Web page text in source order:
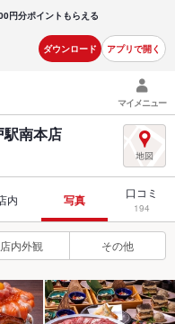
円分ポイントもらえる
ダウンロード アプリで開く
マイメニュー
駅南本店
内 写真 口コミ
194
店内外観 その他